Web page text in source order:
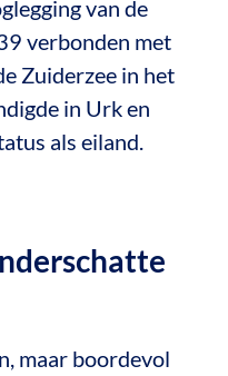
van de
verbonden met
Zuiderzee in het
in Urk en
als eiland.
maar boordevol